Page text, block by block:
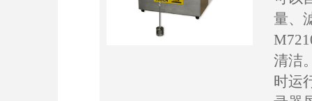
量、
清洁
时运